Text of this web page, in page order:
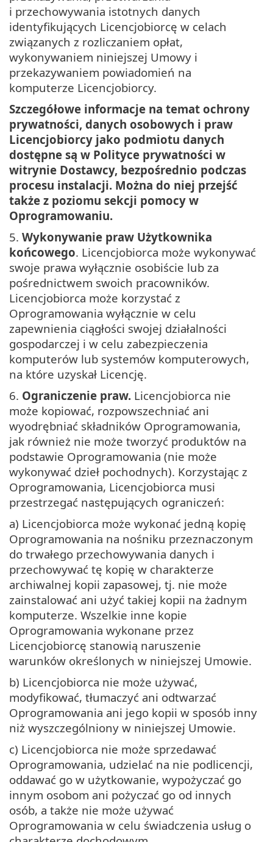
i przechowywania istotnych danych
identyfikujących Licencjobiorcę w celach
związanych z rozliczaniem opłat,
wykonywaniem niniejszej Umowy i
przekazywaniem powiadomień na
komputerze Licencjobiorcy.
Szczegółowe informacje na temat ochrony
prywatności, danych osobowych i praw
Licencjobiorcy jako podmiotu danych
dostępne są w Polityce prywatności w
witrynie Dostawcy, bezpośrednio podczas
procesu instalacji. Można do niej przejść
także z poziomu sekcji pomocy w
Oprogramowaniu.
5. Wykonywanie praw Użytkownika
końcowego. Licencjobiorca może wykonywać
swoje prawa wyłącznie osobiście lub za
pośrednictwem swoich pracowników.
Licencjobiorca może korzystać z
Oprogramowania wyłącznie w celu
zapewnienia ciągłości swojej działalności
gospodarczej i w celu zabezpieczenia
komputerów lub systemów komputerowych,
na które uzyskał Licencję.
6. Ograniczenie praw. Licencjobiorca nie
może kopiować, rozpowszechniać ani
wyodrębniać składników Oprogramowania,
jak również nie może tworzyć produktów na
podstawie Oprogramowania (nie może
wykonywać dzieł pochodnych). Korzystając z
Oprogramowania, Licencjobiorca musi
przestrzegać następujących ograniczeń:
a) Licencjobiorca może wykonać jedną kopię
Oprogramowania na nośniku przeznaczonym
do trwałego przechowywania danych i
przechowywać tę kopię w charakterze
archiwalnej kopii zapasowej, tj. nie może
zainstalować ani użyć takiej kopii na żadnym
komputerze. Wszelkie inne kopie
Oprogramowania wykonane przez
Licencjobiorcę stanowią naruszenie
warunków określonych w niniejszej Umowie.
b) Licencjobiorca nie może używać,
modyfikować, tłumaczyć ani odtwarzać
Oprogramowania ani jego kopii w sposób inny
niż wyszczególniony w niniejszej Umowie.
c) Licencjobiorca nie może sprzedawać
Oprogramowania, udzielać na nie podlicencji,
oddawać go w użytkowanie, wypożyczać go
innym osobom ani pożyczać go od innych
osób, a także nie może używać
Oprogramowania w celu świadczenia usług o